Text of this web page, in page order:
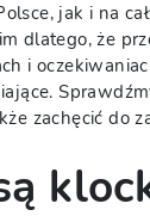
jak i na
dlatego, że
i
zachęcić do